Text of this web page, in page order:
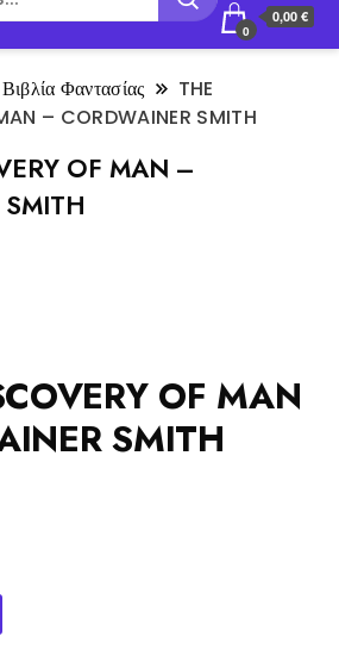
0
0,00 €
Βιβλία Φαντασίας
THE
– CORDWAINER SMITH
OF MAN –
OF MAN
SMITH